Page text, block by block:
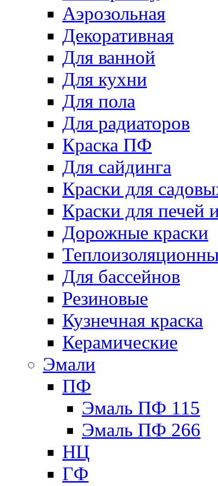
Аэрозольная
Декоративная
Для ванной
Для кухни
Для пола
Для радиаторов
Краска ПФ
Для сайдинга
Краски для
Краски для печей
Дорожные краски
Для бассейнов
Резиновые
Кузнечная краска
Керамические
Эмали
ПФ
Эмаль ПФ 115
Эмаль ПФ 266
НЦ
ГФ